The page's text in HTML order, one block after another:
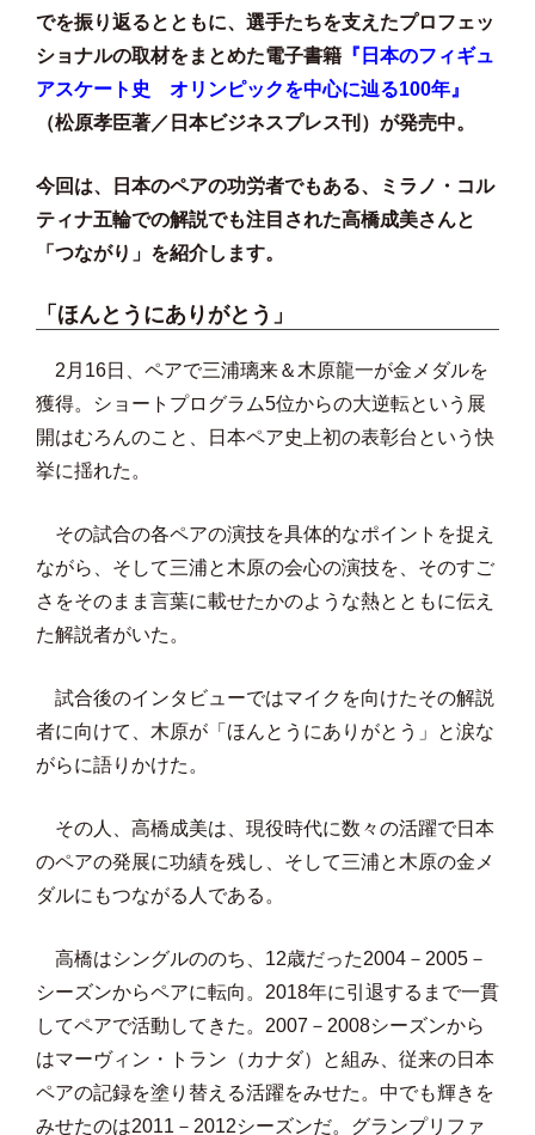
でを振り返るとともに、選手たちを支えたプロフェッ
ショナルの取材をまとめた電子書籍 『日本のフィギュ
アスケート史 オリンピックを中心に辿る100年』
（松原孝臣著／日本ビジネスプレス刊）が発売中。
今回は、日本のペアの功労者でもある、ミラノ・コル
ティナ五輪での解説でも注目された高橋成美さんと
「つながり」を紹介します。
「ほんとうにありがとう」
2月16日、ペアで三浦璃来＆木原龍一が金メダルを
獲得。ショートプログラム5位からの大逆転という展
開はむろんのこと、日本ペア史上初の表彰台という快
挙に揺れた。
その試合の各ペアの演技を具体的なポイントを捉え
ながら、そして三浦と木原の会心の演技を、そのすご
さをそのまま言葉に載せたかのような熱とともに伝え
た解説者がいた。
試合後のインタビューではマイクを向けたその解説
者に向けて、木原が「ほんとうにありがとう」と涙な
がらに語りかけた。
その人、高橋成美は、現役時代に数々の活躍で日本
のペアの発展に功績を残し、そして三浦と木原の金メ
ダルにもつながる人である。
高橋はシングルののち、12歳だった2004－2005－
シーズンからペアに転向。2018年に引退するまで一貫
してペアで活動してきた。2007－2008シーズンから
はマーヴィン・トラン（カナダ）と組み、従来の日本
ペアの記録を塗り替える活躍をみせた。中でも輝きを
みせたのは2011－2012シーズンだ。グランプリファ